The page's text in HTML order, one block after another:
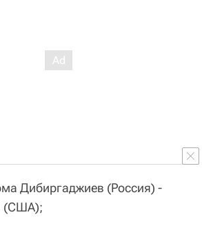
Дибиргаджиев (Россия) -
(США);